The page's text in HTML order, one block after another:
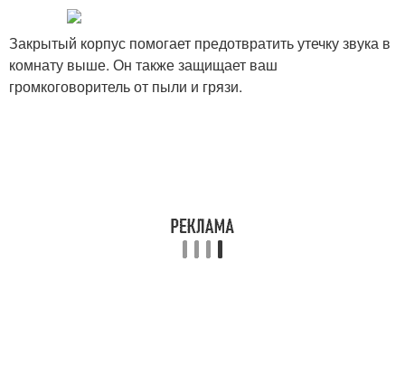
Закрытый корпус помогает предотвратить утечку звука в
комнату выше. Он также защищает ваш
громкоговоритель от пыли и грязи.